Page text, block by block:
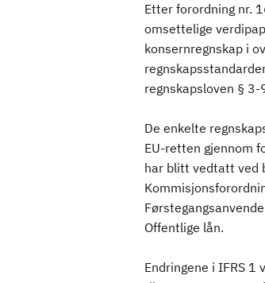
Etter forordning nr.
omsettelige
konsernregnskap i
regnskapsloven § 3-
De enkelte
EU-retten gjennom
har blitt vedtatt ved
Offentlige lån.
Endringene i IFRS